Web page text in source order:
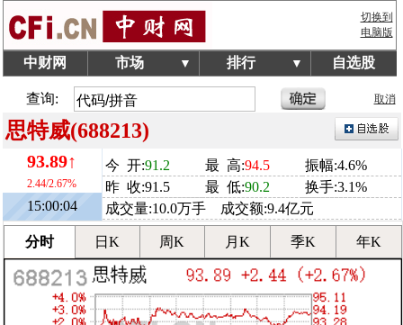
切换到
电脑版
中财网 市场 ▼ 排行 ▼ 自选股
查询: 取消
思特威(688213)
93.89↑
2.44/2.67%
15:00:04
今 开:91.2 最 高:94.5
振幅:4.6%
昨 收:91.5
最 低:90.2
换手:3.1%
成交量:10.0万手 成交额:9.4亿元
分时 日K 周K 月K 季K 年K